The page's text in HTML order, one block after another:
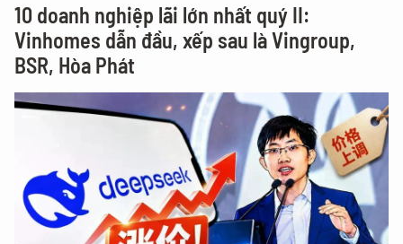
10 doanh nghiệp lãi lớn nhất quý II:
Vinhomes dẫn đầu, xếp sau là Vingroup,
BSR, Hòa Phát